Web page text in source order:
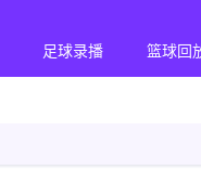
足球录播 篮球回